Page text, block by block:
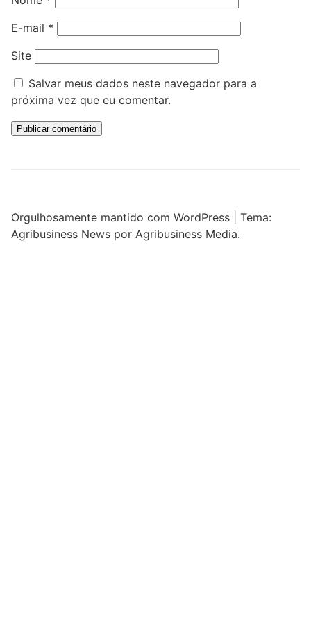
E-mail *
Site
Salvar meus dados neste navegador para a
próxima vez que eu comentar.
Orgulhosamente mantido com WordPress
Tema:
Agribusiness News por Agribusiness Media.